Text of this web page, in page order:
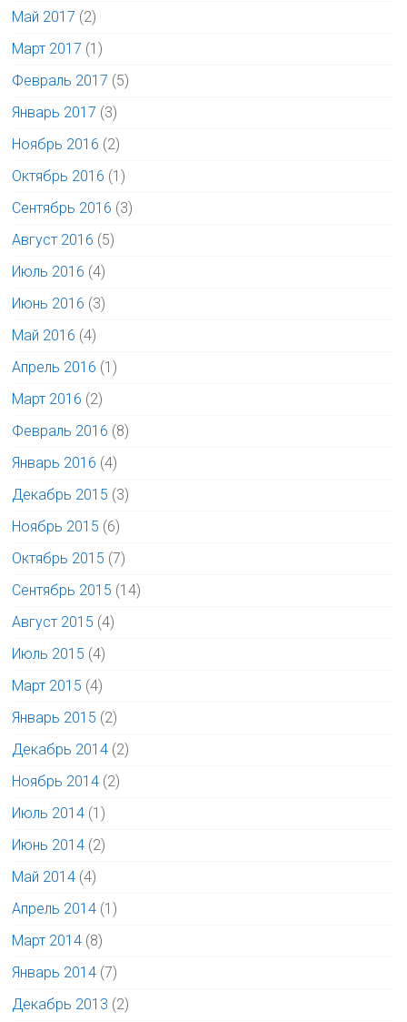
Май 2017 (2)
Март 2017 (1)
Февраль 2017 (5)
Январь 2017 (3)
Ноябрь 2016 (2)
Октябрь 2016 (1)
Сентябрь 2016 (3)
Август 2016 (5)
Июль 2016 (4)
Июнь 2016 (3)
Май 2016 (4)
Апрель 2016 (1)
Март 2016 (2)
Февраль 2016 (8)
Январь 2016 (4)
Декабрь 2015 (3)
Ноябрь 2015 (6)
Октябрь 2015 (7)
Сентябрь 2015 (14)
Август 2015 (4)
Июль 2015 (4)
Март 2015 (4)
Январь 2015 (2)
Декабрь 2014 (2)
Ноябрь 2014 (2)
Июль 2014 (1)
Июнь 2014 (2)
Май 2014 (4)
Апрель 2014 (1)
Март 2014 (8)
Январь 2014 (7)
Декабрь 2013 (2)